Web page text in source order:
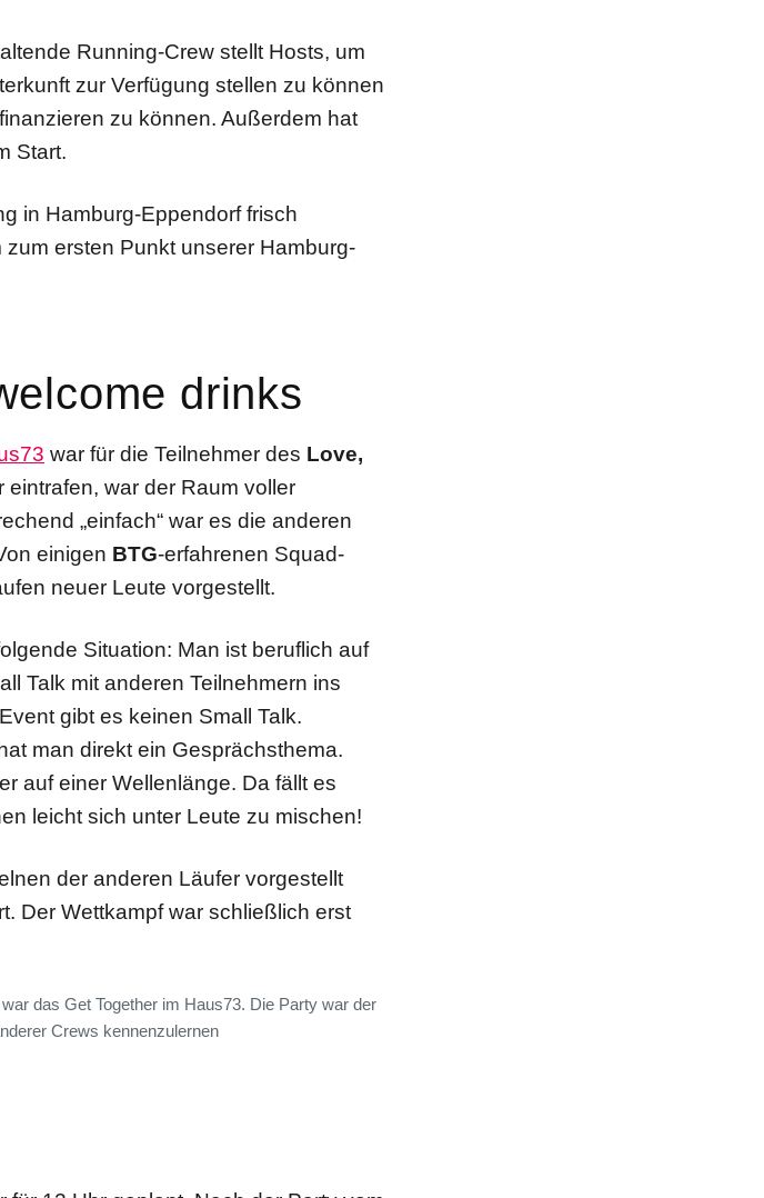
Running-Crew stellt Hosts, um
zur Verfügung stellen zu können
zu können. Außerdem hat
Start.
in Hamburg-Eppendorf frisch
ersten Punkt unserer Hamburg-
drinks
war für die Teilnehmer des Love,
eintrafen, war der Raum voller
„einfach“ war es die anderen
einigen BTG-erfahrenen Squad-
neuer Leute vorgestellt.
Situation: Man ist beruflich auf
Talk mit anderen Teilnehmern ins
gibt es keinen Small Talk.
man direkt ein Gesprächsthema.
auf einer Wellenlänge. Da fällt es
leicht sich unter Leute zu mischen!
der anderen Läufer vorgestellt
Der Wettkampf war schließlich erst
das Get Together im Haus73. Die Party war der
Crews kennenzulernen